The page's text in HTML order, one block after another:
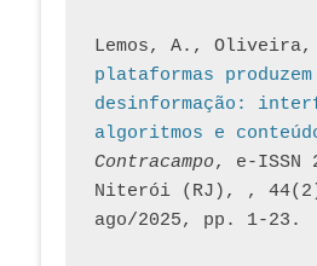
Lemos, A.,
plataformas produzem
desinformação:
algoritmos e
Contracampo, e-ISSN
Niterói (RJ), ,
ago/2025, pp. 1-23.